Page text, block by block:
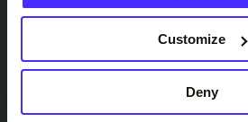
Customize
Deny
3
Naudokite "Suits
Gaukite pinigų grąžinimą